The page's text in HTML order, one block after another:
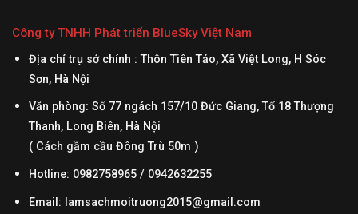
Công ty TNHH Phát triển BlueSky Việt Nam
Địa chỉ trụ sở chính : Thôn Tiên Tảo, Xã Việt Long, H Sóc
Sơn, Hà Nội
Văn phòng: Số 77 ngách 157/10 Đức Giang, Tổ 18 Thượng
Thanh, Long Biên, Hà Nội
( Cách gầm cầu Đông Trù 50m )
Hotline: 0982758965 / 0942632255
Email: lamsachmoitruong2015@gmail.com